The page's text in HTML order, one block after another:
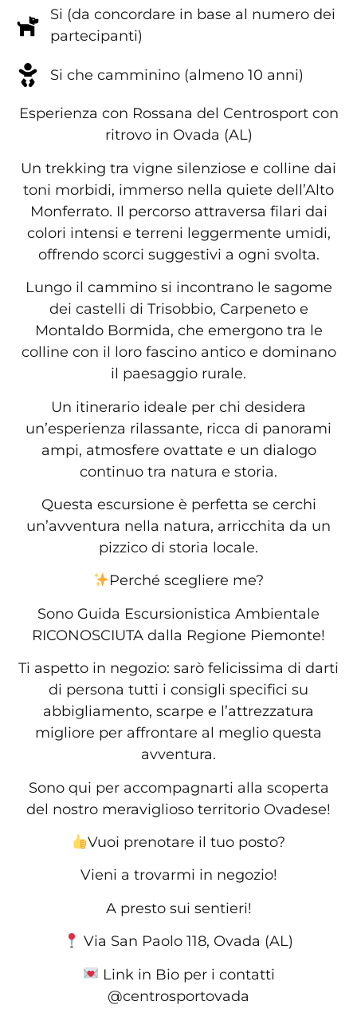
Si (da concordare in base al numero dei
partecipanti)
Si che camminino (almeno 10 anni)
Esperienza con Rossana del Centrosport con
ritrovo in Ovada (AL)
Un trekking tra vigne silenziose e colline dai
toni morbidi, immerso nella quiete dell’Alto
Monferrato. Il percorso attraversa filari dai
colori intensi e terreni leggermente umidi,
offrendo scorci suggestivi a ogni svolta.
Lungo il cammino si incontrano le sagome
dei castelli di Trisobbio, Carpeneto e
Montaldo Bormida, che emergono tra le
colline con il loro fascino antico e dominano
il paesaggio rurale.
Un itinerario ideale per chi desidera
un’esperienza rilassante, ricca di panorami
ampi, atmosfere ovattate e un dialogo
continuo tra natura e storia.
Questa escursione è perfetta se cerchi
un’avventura nella natura, arricchita da un
pizzico di storia locale.
Perché scegliere me?
Sono Guida Escursionistica Ambientale
RICONOSCIUTA dalla Regione Piemonte!
​Ti aspetto in negozio: sarò felicissima di darti
di persona tutti i consigli specifici su
abbigliamento, scarpe e l’attrezzatura
migliore per affrontare al meglio questa
avventura.
Sono qui per accompagnarti alla scoperta
del nostro meraviglioso territorio Ovadese!
Vuoi prenotare il tuo posto?
Vieni a trovarmi in negozio!
​A presto sui sentieri!
Via San Paolo 118, Ovada (AL)
Link in Bio per i contatti
@centrosportovada